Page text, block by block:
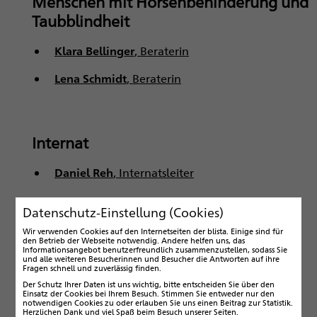
Taubblindheit
Klara Bellinger, Beraterin
Lena Schmidt, Beraterin
Internat
Daniel Reh, Internatsleiter
Montessori Marburg
Ayse Preis,Leiterin Montessori-Kinderhaus
Melanie Grzimbke, Leiterin Montessori-Schule
Datenschutz-Einstellung (Cookies)
Wir verwenden Cookies auf den Internetseiten der blista. Einige sind für
den Betrieb der Webseite notwendig. Andere helfen uns, das
Informationsangebot benutzerfreundlich zusammenzustellen, sodass Sie
und alle weiteren Besucherinnen und Besucher die Antworten auf ihre
Fragen schnell und zuverlässig finden.
Der Schutz Ihrer Daten ist uns wichtig, bitte entscheiden Sie über den
Einsatz der Cookies bei Ihrem Besuch. Stimmen Sie entweder nur den
notwendigen Cookies zu oder erlauben Sie uns einen Beitrag zur Statistik.
Herzlichen Dank und viel Spaß beim Besuch unserer Seiten.